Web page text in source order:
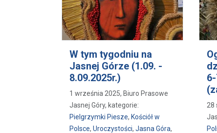
W tym tygodniu na
Jasnej Górze (1.09. -
8.09.2025r.)
1 września 2025, Biuro Prasowe
Jasnej Góry, kategorie:
Pielgrzymki Piesze, Kościół w
Polsce, Uroczystości, Jasna Góra,
28